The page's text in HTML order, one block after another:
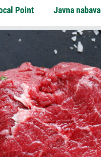
Point Javna nabava